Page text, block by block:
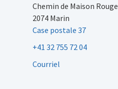
Chemin de Maison Rouge
2074 Marin
Case postale 37
+41 32 755 72 04
Courriel